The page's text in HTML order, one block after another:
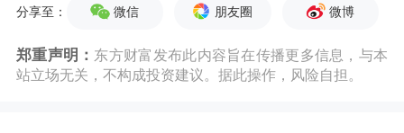
分享至： 微信 朋友圈 微博
郑重声明： 东方财富发布此内容旨在传播更多信息，与本
站立场无关，不构成投资建议。据此操作，风险自担。